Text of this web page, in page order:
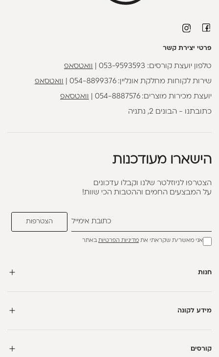
פרטי יצירת קשר
טלפון יועצת קורסים: 053-9593593 וואטסאפ
שירות לקוחות מחלקת אונליין:054-8899376 וואטסאפ
יועצת מכירות מוצרים:054-8887576 וואטסאפ
כתובתנו - הבונים 2, נתניה
הישארו מעודכנות
הצטרפו לניוזלטר שלנו וקבלו עדכונים
על המבצעים החמים וההטבות הכי שוות!
אני מאשר/ת שקראתי את מדיניות הפרטיותבאתר
חנות
מידע לקונה
קורסים